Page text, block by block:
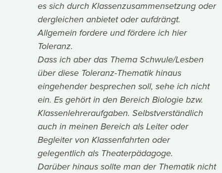
es sich durch Klassenzusammensetzung oder
dergleichen anbietet oder aufdrängt.
Allgemein fordere und fördere ich hier
Toleranz.
Dass ich aber das Thema Schwule/Lesben
über diese Toleranz-Thematik hinaus
eingehender besprechen soll, sehe ich nicht
ein. Es gehört in den Bereich Biologie bzw.
Klassenlehreraufgaben. Selbstverständlich
auch in meinen Bereich als Leiter oder
Begleiter von Klassenfahrten oder
gelegentlich als Theaterpädagoge.
Darüber hinaus sollte man der Thematik nicht